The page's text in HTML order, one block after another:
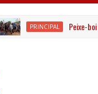
PRINCIPAL Peixe-boi é